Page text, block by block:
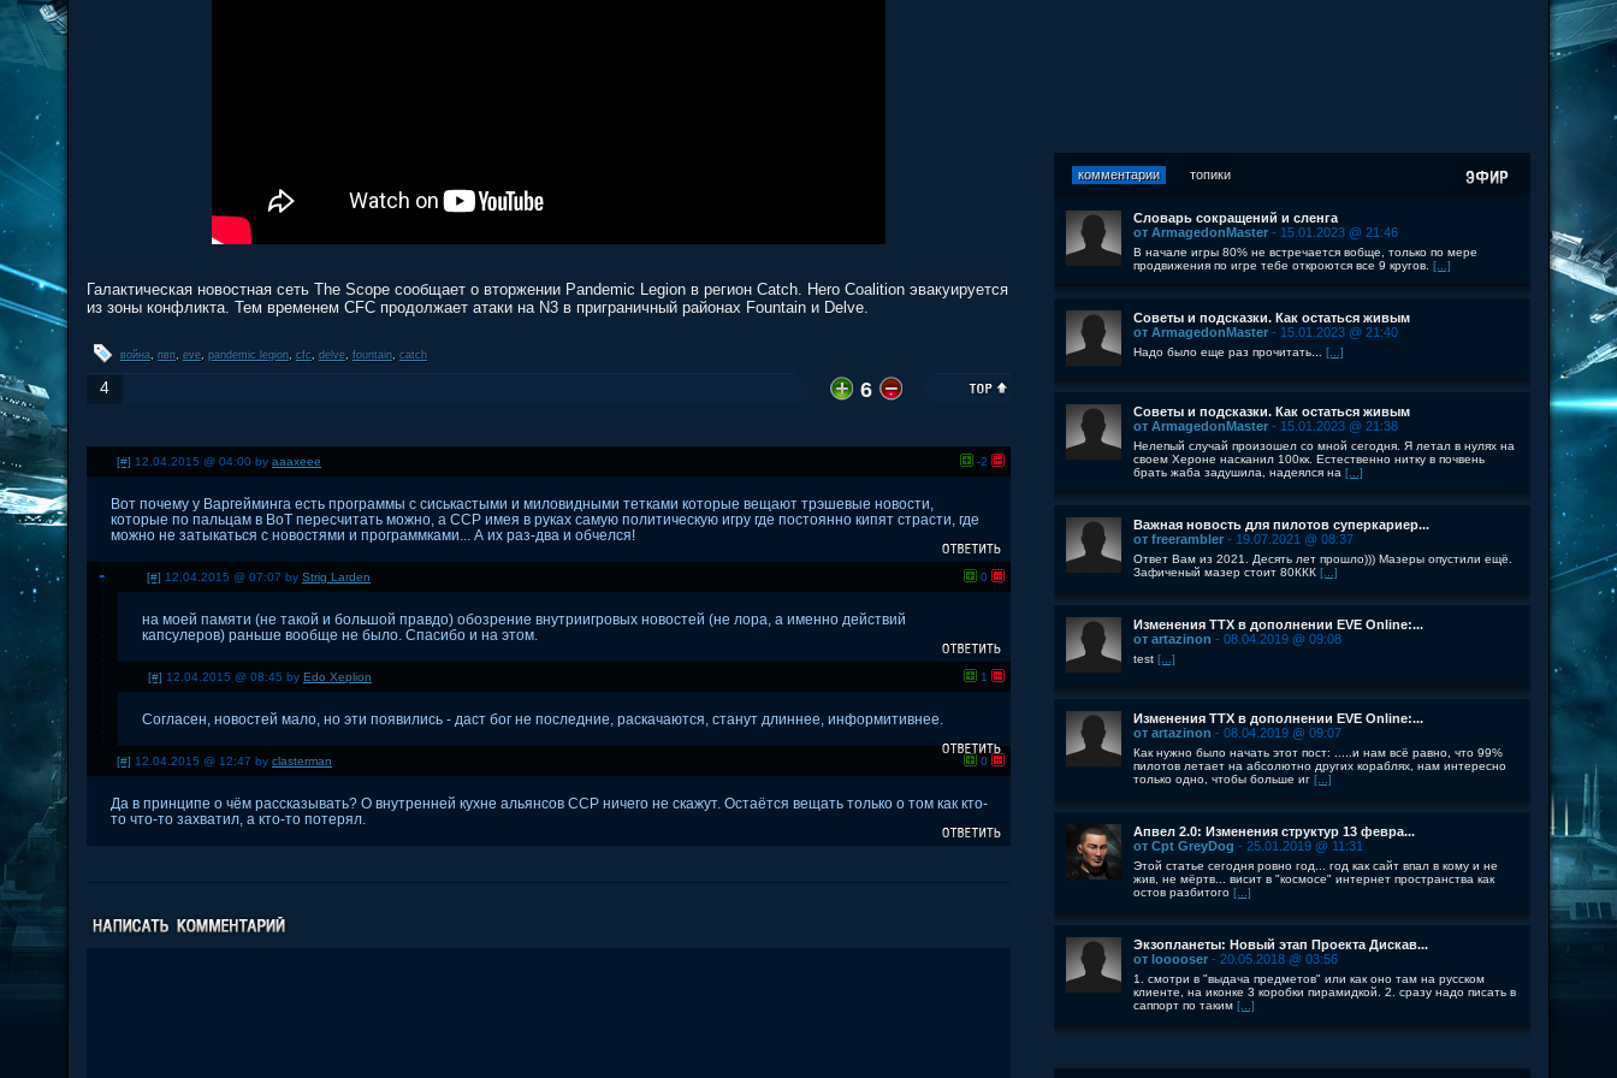
Галактическая новостная сеть The Scope сообщает о вторжении Pandemic Legion в регион Catch. Hero Coalition эвакуируется
из зоны конфликта. Тем временем CFC продолжает атаки на N3 в приграничный районах Fountain и Delve.
война, пвп, eve, pandemic legion, cfc, delve, fountain, catch
4 6
[#] 12.04.2015 @ 04:00 by aaaxeee -2
Вот почему у Варгейминга есть программы с сиськастыми и миловидными тетками которые вещают трэшевые новости,
которые по пальцам в ВоТ пересчитать можно, а ССР имея в руках самую политическую игру где постоянно кипят страсти, где
можно не затыкаться с новостями и программками... А их раз-два и обчелся!
[#] 12.04.2015 @ 07:07 by Strig Larden 0
на моей памяти (не такой и большой правдо) обозрение внутриигровых новостей (не лора, а именно действий
капсулеров) раньше вообще не было. Спасибо и на этом.
[#] 12.04.2015 @ 08:45 by Edo Xeplion 1
Согласен, новостей мало, но эти появились - даст бог не последние, раскачаются, станут длиннее, информитивнее.
[#] 12.04.2015 @ 12:47 by clasterman 0
Да в принципе о чём рассказывать? О внутренней кухне альянсов ССР ничего не скажут. Остаётся вещать только о том как кто-
то что-то захватил, а кто-то потерял.
комментарии топики
Словарь сокращений и сленга
от ArmagedonMaster - 15.01.2023 @ 21:46
В начале игры 80% не встречается вобще, только по мере
продвижения по игре тебе откроются все 9 кругов. [...]
Советы и подсказки. Как остаться живым
от ArmagedonMaster - 15.01.2023 @ 21:40
Надо было еще раз прочитать... [...]
Советы и подсказки. Как остаться живым
от ArmagedonMaster - 15.01.2023 @ 21:38
Нелепый случай произошел со мной сегодня. Я летал в нулях на
своем Хероне насканил 100кк. Естественно нитку в почвень
брать жаба задушила, надеялся на [...]
Важная новость для пилотов суперкариер...
от freerambler - 19.07.2021 @ 08:37
Ответ Вам из 2021. Десять лет прошло))) Мазеры опустили ещё.
Зафиченый мазер стоит 80ККК [...]
Изменения ТТХ в дополнении EVE Online:...
от artazinon - 08.04.2019 @ 09:08
test [...]
Изменения ТТХ в дополнении EVE Online:...
от artazinon - 08.04.2019 @ 09:07
Как нужно было начать этот пост: .....и нам всё равно, что 99%
пилотов летает на абсолютно других кораблях, нам интересно
только одно, чтобы больше иг [...]
Апвел 2.0: Изменения структур 13 февра...
от Cpt GreyDog - 25.01.2019 @ 11:31
Этой статье сегодня ровно год... год как сайт впал в кому и не
жив, не мёртв... висит в "космосе" интернет пространства как
остов разбитого [...]
Экзопланеты: Новый этап Проекта Дискав...
от looooser - 20.05.2018 @ 03:56
1. смотри в "выдача предметов" или как оно там на русском
клиенте, на иконке 3 коробки пирамидкой. 2. сразу надо писать в
саппорт по таким [...]